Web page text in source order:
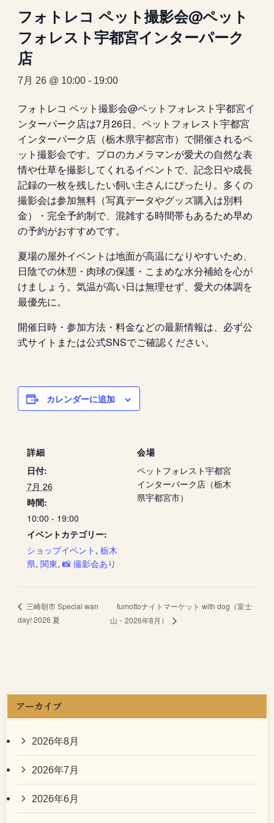
フォトレコ ペット撮影会@ペット
フォレスト宇都宮インターパーク
店
7月 26 @ 10:00- 19:00
フォトレコ ペット撮影会@ペットフォレスト宇都宮イ
ンターパーク店は7月26日、ペットフォレスト宇都宮
インターパーク店（栃木県宇都宮市）で開催されるペ
ット撮影会です。プロのカメラマンが愛犬の自然な表
情や仕草を撮影してくれるイベントで、記念日や成長
記録の一枚を残したい飼い主さんにぴったり。多くの
撮影会は参加無料（写真データやグッズ購入は別料
金）・完全予約制で、混雑する時間帯もあるため早め
の予約がおすすめです。
夏場の屋外イベントは地面が高温になりやすいため、
日陰での休憩・肉球の保護・こまめな水分補給を心が
けましょう。気温が高い日は無理せず、愛犬の体調を
最優先に。
開催日時・参加方法・料金などの最新情報は、必ず公
式サイトまたは公式SNSでご確認ください。
カレンダーに追加
詳細
日付:
7月 26
時間:
10:00 - 19:00
イベントカテゴリー:
ショップイベント , 栃木
県, 関東, 📸 撮影会あり
会場
ペットフォレスト宇都宮
インターパーク店（栃木
県宇都宮市）
三崎朝市 Special wan
day! 2026 夏
fumottoナイトマーケット with dog（富士
山・2026年8月）
アーカイブ
2026年8月
2026年7月
2026年6月